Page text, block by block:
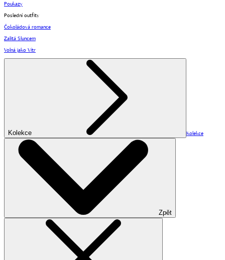
Poukazy
Poslední outfity
Čokoládová romance
Zalitá Sluncem
Volná jako Vítr
Kolekce Kolekce
Zpět